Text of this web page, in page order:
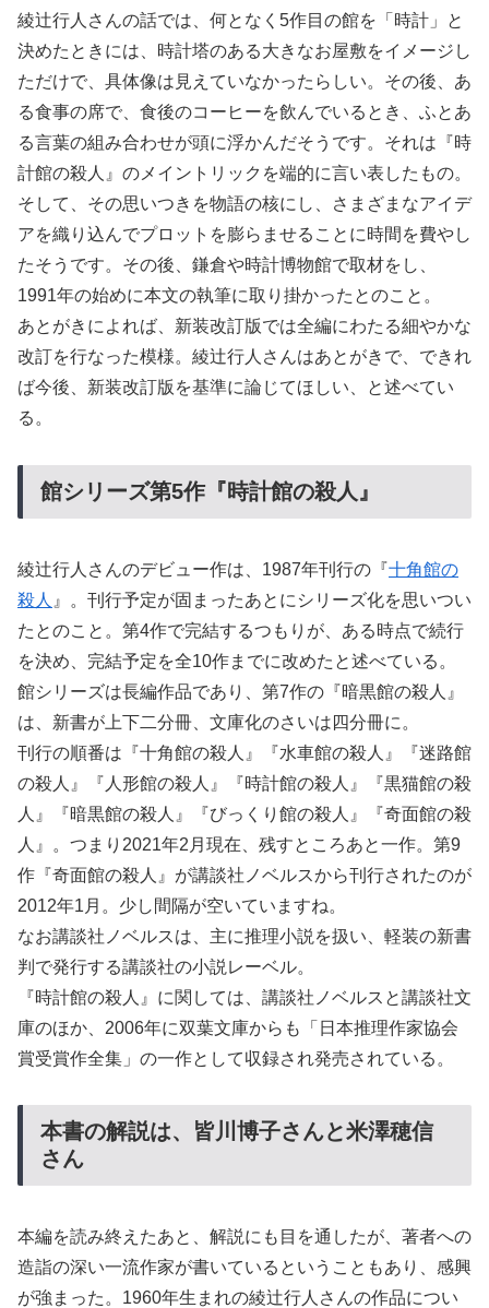
綾辻行人さんの話では、何となく5作目の館を「時計」と
決めたときには、時計塔のある大きなお屋敷をイメージし
ただけで、具体像は見えていなかったらしい。その後、あ
る食事の席で、食後のコーヒーを飲んでいるとき、ふとあ
る言葉の組み合わせが頭に浮かんだそうです。それは『時
計館の殺人』のメイントリックを端的に言い表したもの。
そして、その思いつきを物語の核にし、さまざまなアイデ
アを織り込んでプロットを膨らませることに時間を費やし
たそうです。その後、鎌倉や時計博物館で取材をし、
1991年の始めに本文の執筆に取り掛かったとのこと。
あとがきによれば、新装改訂版では全編にわたる細やかな
改訂を行なった模様。綾辻行人さんはあとがきで、できれ
ば今後、新装改訂版を基準に論じてほしい、と述べてい
る。
館シリーズ第5作『時計館の殺人』
綾辻行人さんのデビュー作は、1987年刊行の『十角館の
殺人 』。刊行予定が固まったあとにシリーズ化を思いつい
たとのこと。第4作で完結するつもりが、ある時点で続行
を決め、完結予定を全10作までに改めたと述べている。
館シリーズは長編作品であり、第7作の『暗黒館の殺人』
は、新書が上下二分冊、文庫化のさいは四分冊に。
刊行の順番は『十角館の殺人』『水車館の殺人』『迷路館
の殺人』『人形館の殺人』『時計館の殺人』『黒猫館の殺
人』『暗黒館の殺人』『びっくり館の殺人』『奇面館の殺
人』。つまり2021年2月現在、残すところあと一作。第9
作『奇面館の殺人』が講談社ノベルスから刊行されたのが
2012年1月。少し間隔が空いていますね。
なお講談社ノベルスは、主に推理小説を扱い、軽装の新書
判で発行する講談社の小説レーベル。
『時計館の殺人』に関しては、講談社ノベルスと講談社文
庫のほか、2006年に双葉文庫からも「日本推理作家協会
賞受賞作全集」の一作として収録され発売されている。
本書の解説は、皆川博子さんと米澤穂信
さん
本編を読み終えたあと、解説にも目を通したが、著者への
造詣の深い一流作家が書いているということもあり、感興
が強まった。1960年生まれの綾辻行人さんの作品につい